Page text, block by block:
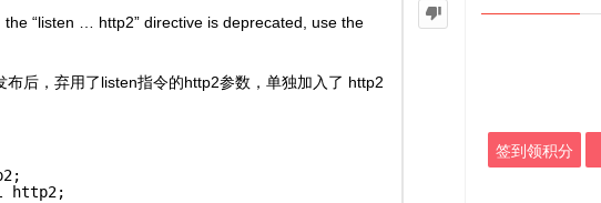
“listen … http2” directive is deprecated, use the
后，弃用了listen指令的http2参数，单独加入了 http2
http2;
签到领积分